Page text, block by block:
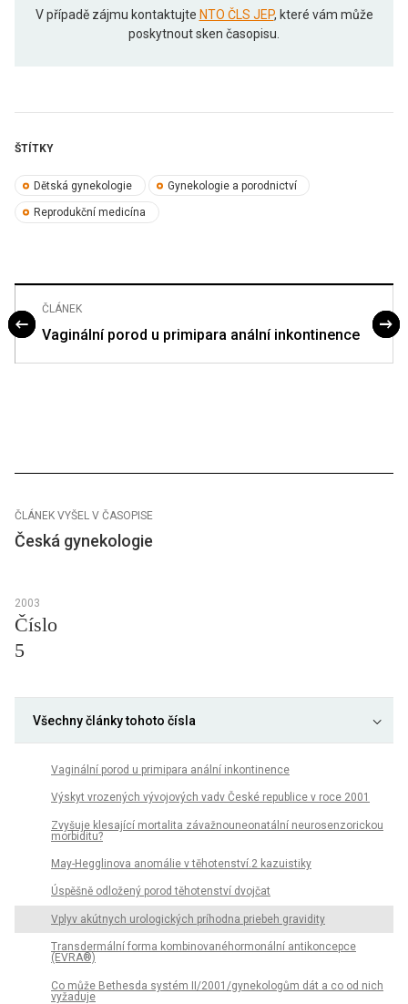
V případě zájmu kontaktujte NTO ČLS JEP, které vám může
poskytnout sken časopisu.
ŠTÍTKY
Dětská gynekologie Gynekologie a porodnictví
Reprodukční medicína
ČLÁNEK
Vaginální porod u primipara anální inkontinence
ČLÁNEK VYŠEL V ČASOPISE
Česká gynekologie
2003
Číslo
5
Všechny články tohoto čísla
Vaginální porod u primipara anální inkontinence
Výskyt vrozených vývojových vadv České republice v roce 2001
Zvyšuje klesající mortalita závažnouneonatální neurosenzorickou
morbiditu?
May-Hegglinova anomálie v těhotenství.2 kazuistiky
Úspěšně odložený porod těhotenství dvojčat
Vplyv akútnych urologických príhodna priebeh gravidity
Transdermální forma kombinovanéhormonální antikoncepce
(EVRA®)
Co může Bethesda systém II/2001/gynekologům dát a co od nich
vyžaduje